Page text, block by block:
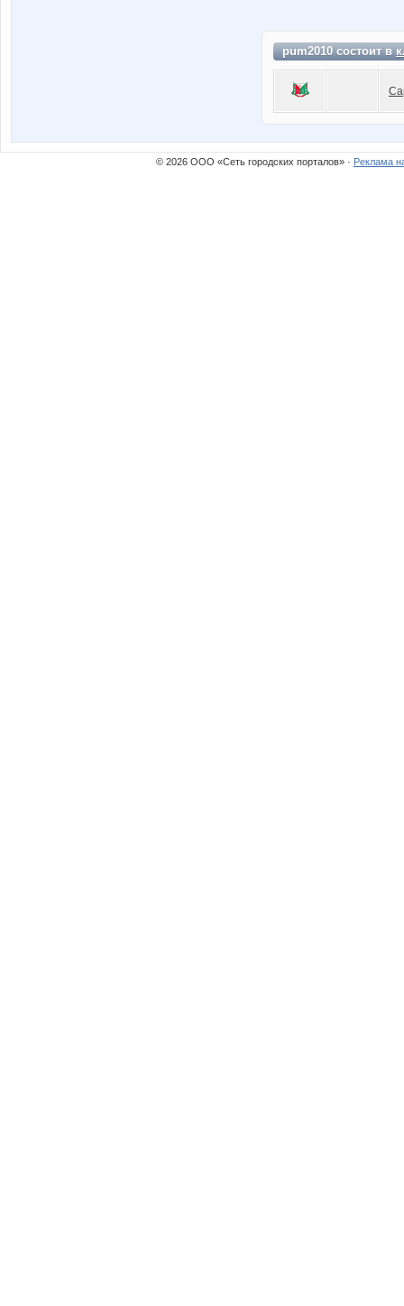
pum2010 состоит в
© 2026 ООО «Сеть городских порталов» · Реклама